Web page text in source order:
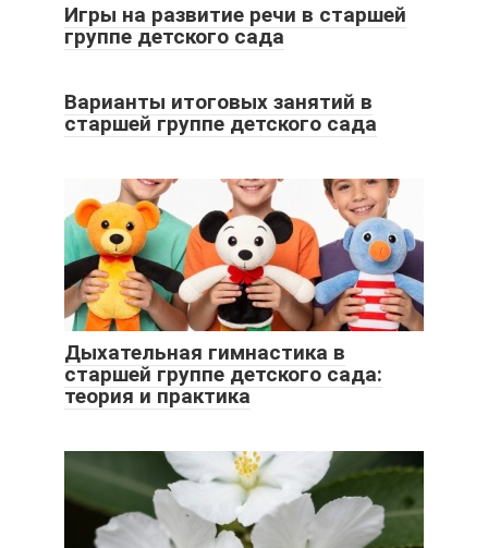
Игры на развитие речи в старшей
группе детского сада
Варианты итоговых занятий в
старшей группе детского сада
Дыхательная гимнастика в
старшей группе детского сада:
теория и практика